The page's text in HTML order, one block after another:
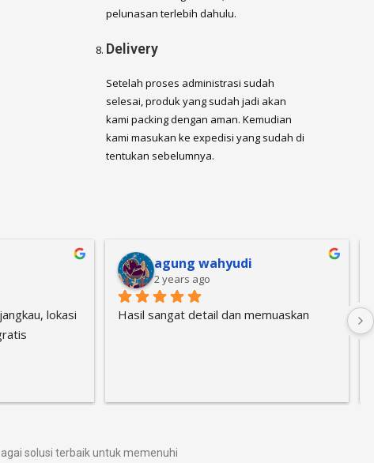
pelunasan terlebih dahulu.
Delivery
Setelah proses administrasi sudah
selesai, produk yang sudah jadi akan
kami packing dengan aman. Kemudian
kami masukan ke expedisi yang sudah di
tentukan sebelumnya.
barangnya
rapi.
Yudha Pra
4 years ago
Terima Kasih Puas dengan
solusi terbaik untuk memenuhi